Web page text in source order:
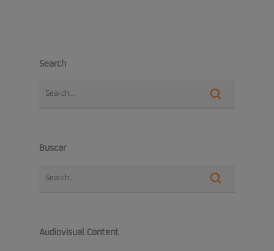
Search
Buscar
Audiovisual Content